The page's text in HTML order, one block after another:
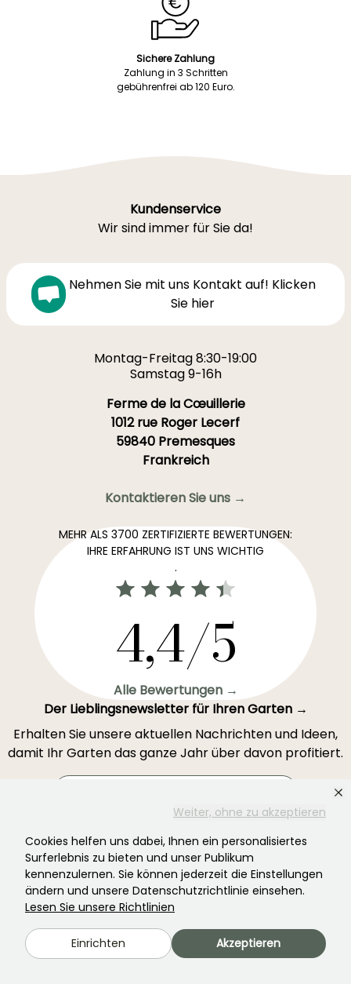
Weiter, ohne zu akzeptieren
Cookies helfen uns dabei, Ihnen ein personalisiertes
Surferlebnis zu bieten und unser Publikum
kennenzulernen. Sie können jederzeit die Einstellungen
ändern und unsere Datenschutzrichtlinie einsehen.
Lesen Sie unsere Richtlinien
Einrichten Akzeptieren
Sichere Zahlung
Zahlung in 3 Schritten
gebührenfrei ab 120 Euro.
Kundenservice
Wir sind immer für Sie da!
Nehmen Sie mit uns Kontakt auf! Klicken
Sie hier
Montag-Freitag 8:30-19:00
Samstag 9-16h
Ferme de la Cœuillerie
1012 rue Roger Lecerf
59840 Premesques
Frankreich
Kontaktieren Sie uns →
MEHR ALS 3700 ZERTIFIZIERTE BEWERTUNGEN:
IHRE ERFAHRUNG IST UNS WICHTIG
.
4,4/5
Alle Bewertungen →
Der Lieblingsnewsletter für Ihren Garten →
Erhalten Sie unsere aktuellen Nachrichten und Ideen,
damit Ihr Garten das ganze Jahr über davon profitiert.
Registrieren Sie sich →
Dieses Formular ist durch reCAPTCHA geschützt – es gelten die
Datenschutzbestimmungenund dieNutzungsbedingungen